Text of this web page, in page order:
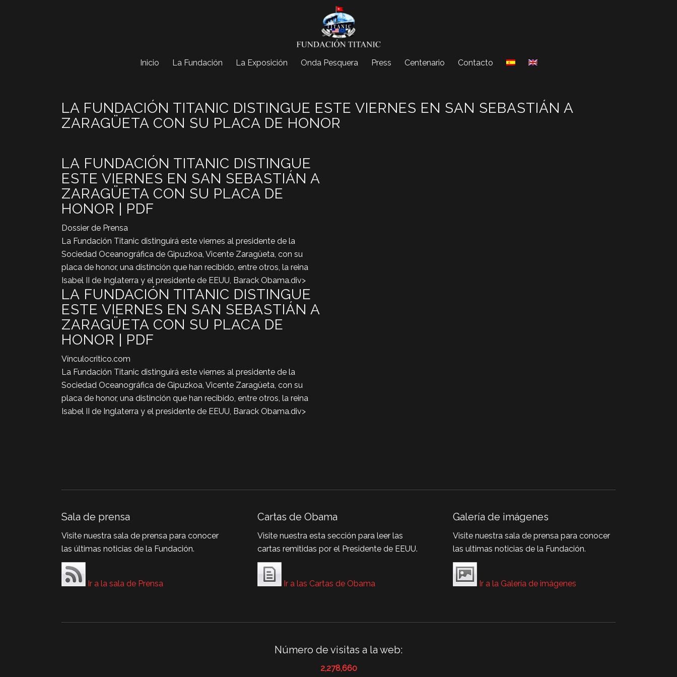
Inicio La Fundación La Exposición Onda Pesquera Press Centenario Contacto
LA FUNDACIÓN TITANIC DISTINGUE ESTE VIERNES EN SAN SEBASTIÁN A
ZARAGÜETA CON SU PLACA DE HONOR
LA FUNDACIÓN TITANIC DISTINGUE
ESTE VIERNES EN SAN SEBASTIÁN A
ZARAGÜETA CON SU PLACA DE
HONOR | PDF
Dossier de Prensa
La Fundación Titanic distinguirá este viernes al presidente de la
Sociedad Oceanográfica de Gipuzkoa, Vicente Zaragüeta, con su
placa de honor, una distinción que han recibido, entre otros, la reina
Isabel II de Inglaterra y el presidente de EEUU, Barack Obama.div>
LA FUNDACIÓN TITANIC DISTINGUE
ESTE VIERNES EN SAN SEBASTIÁN A
ZARAGÜETA CON SU PLACA DE
HONOR | PDF
Vínculocritico.com
La Fundación Titanic distinguirá este viernes al presidente de la
Sociedad Oceanográfica de Gipuzkoa, Vicente Zaragüeta, con su
placa de honor, una distinción que han recibido, entre otros, la reina
Isabel II de Inglaterra y el presidente de EEUU, Barack Obama.div>
Sala de prensa
Visite nuestra sala de prensa para conocer
las últimas noticias de la Fundación.
Ir a la sala de Prensa
Cartas de Obama
Visite nuestra esta sección para leer las
cartas remitidas por el Presidente de EEUU.
Ir a las Cartas de Obama
Galería de imágenes
Visite nuestra sala de prensa para conocer
las ultimas noticias de la Fundación.
Ir a la Galería de imágenes
Número de visitas a la web:
2,278,660